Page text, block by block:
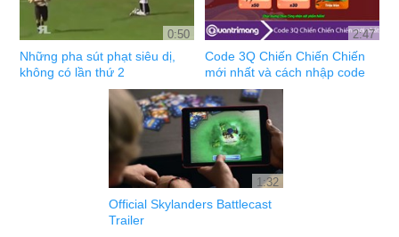
0:50
Những pha sút phạt siêu dị,
không có lần thứ 2
2:47
Code 3Q Chiến Chiến Chiến
mới nhất và cách nhập code
1:32
Official Skylanders Battlecast
Trailer